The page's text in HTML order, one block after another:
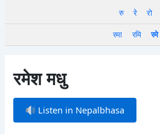
रु
रे
रो
रमा
रमि रमे
रमेश मधु
Listen in Nepalbhasa